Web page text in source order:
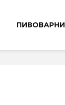
ПИВОВАРНИ